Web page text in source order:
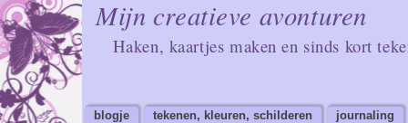
Mijn creatieve avonturen
Haken, kaartjes maken en sinds kort
blogje tekenen, kleuren, schilderen journaling